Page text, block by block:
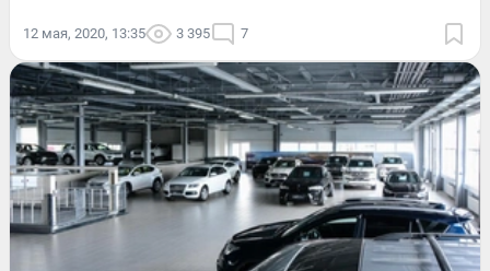
12 мая, 2020, 13:35 3 395 7